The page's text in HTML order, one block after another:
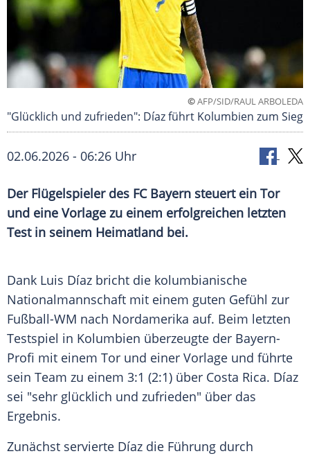
©AFP/SID/RAUL ARBOLEDA
"Glücklich und zufrieden": Díaz führt Kolumbien zum Sieg
02.06.2026 - 06:26 Uhr
Der Flügelspieler des FC Bayern steuert ein Tor
und eine Vorlage zu einem erfolgreichen letzten
Test in seinem Heimatland bei.
Dank Luis Díaz bricht die kolumbianische
Nationalmannschaft mit einem guten Gefühl zur
Fußball-WM nach Nordamerika auf. Beim letzten
Testspiel in Kolumbien überzeugte der Bayern-
Profi mit einem Tor und einer Vorlage und führte
sein Team zu einem 3:1 (2:1) über Costa Rica. Díaz
sei "sehr glücklich und zufrieden" über das
Ergebnis.
Zunächst servierte Díaz die Führung durch